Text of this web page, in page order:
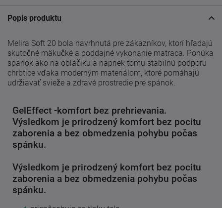
Popis produktu
Melira Soft 20 bola navrhnutá pre zákazníkov, ktorí hľadajú
skutočné mäkučké a poddajné vykonanie matraca. Ponúka
spánok ako na obláčiku a napriek tomu stabilnú podporu
chrbtice vďaka moderným materiálom, ktoré pomáhajú
udržiavať svieže a zdravé prostredie pre spánok.
GelEffect -komfort bez prehrievania.
Výsledkom je prirodzený komfort bez pocitu
zaborenia a bez obmedzenia pohybu počas
spánku.
Výsledkom je prirodzený komfort bez pocitu
zaborenia a bez obmedzenia pohybu počas
spánku.